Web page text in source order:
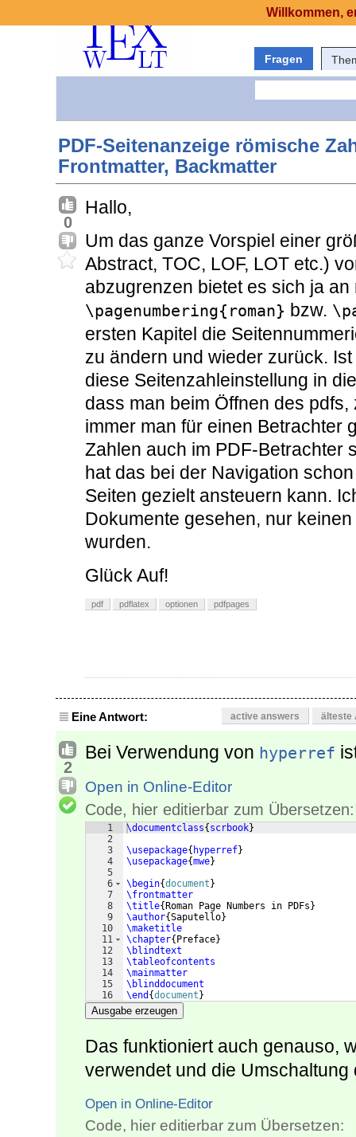
Fragen
PDF-Seitenanzeige römische
Frontmatter, Backmatter
0
Hallo,
Um das ganze Vorspiel einer
Abstract, TOC, LOF, LOT etc.)
abzugrenzen bietet es sich ja an
\pagenumbering{roman} bzw.
ersten Kapitel die
zu ändern und wieder zurück.
diese Seitenzahleinstellung in
dass man beim Öffnen des
immer man für einen Betrachter
Zahlen auch im PDF-Betrachter
hat das bei der Navigation
Seiten gezielt ansteuern kann.
Dokumente gesehen, nur
wurden.
Glück Auf!
pdf pdflatex optionen pdfpages
Eine Antwort: active answers älteste
2
Bei Verwendung von hyperref
Open in Online-Editor
Code, hier editierbar zum Übersetzen:
1
2
3
4
5
6
7
8
9
10
11
12
13
14
15
16
\documentclass{ scrbook}
\usepackage{ hyperref}
\usepackage{mwe}
\begin{document }
\frontmatter
\title{ Roman Page Numbers in PDFs }
\author{Saputello}
\maketitle
\chapter{ Preface}
\blindtext
\tableofcontents
\mainmatter
\blinddocument
\end {document }
Ausgabe erzeugen
Das funktioniert auch genauso,
verwendet und die
Open in Online-Editor
Code, hier editierbar zum Übersetzen:
Willkommen,